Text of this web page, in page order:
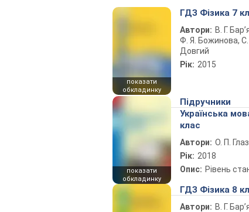
показати
обкладинку
ГДЗ Фізика 7
Автори: В. Г.
Ф. Я. Божинова, С.
Довгий
Рік: 2015
показати
обкладинку
Підручники
Українська
клас
Автори: О. П.
Рік: 2018
Опис: Рівень
ГДЗ Фізика 8
Автори: В. Г.